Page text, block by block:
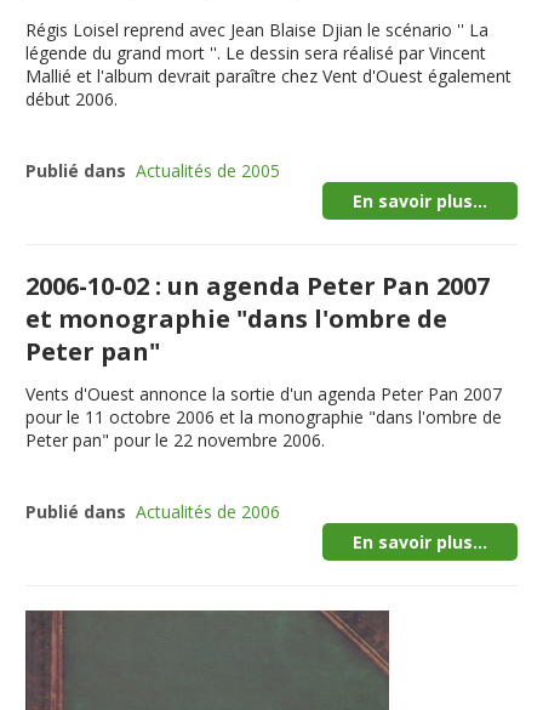
Régis Loisel reprend avec Jean Blaise Djian le scénario '' La
légende du grand mort ''. Le dessin sera réalisé par Vincent
Mallié et l'album devrait paraître chez Vent d'Ouest également
début 2006.
Publié dans Actualités de 2005
En savoir plus...
2006-10-02 : un agenda Peter Pan 2007
et monographie "dans l'ombre de
Peter pan"
Vents d'Ouest annonce la sortie d'un agenda Peter Pan 2007
pour le 11 octobre 2006 et la monographie "dans l'ombre de
Peter pan" pour le 22 novembre 2006.
Publié dans Actualités de 2006
En savoir plus...